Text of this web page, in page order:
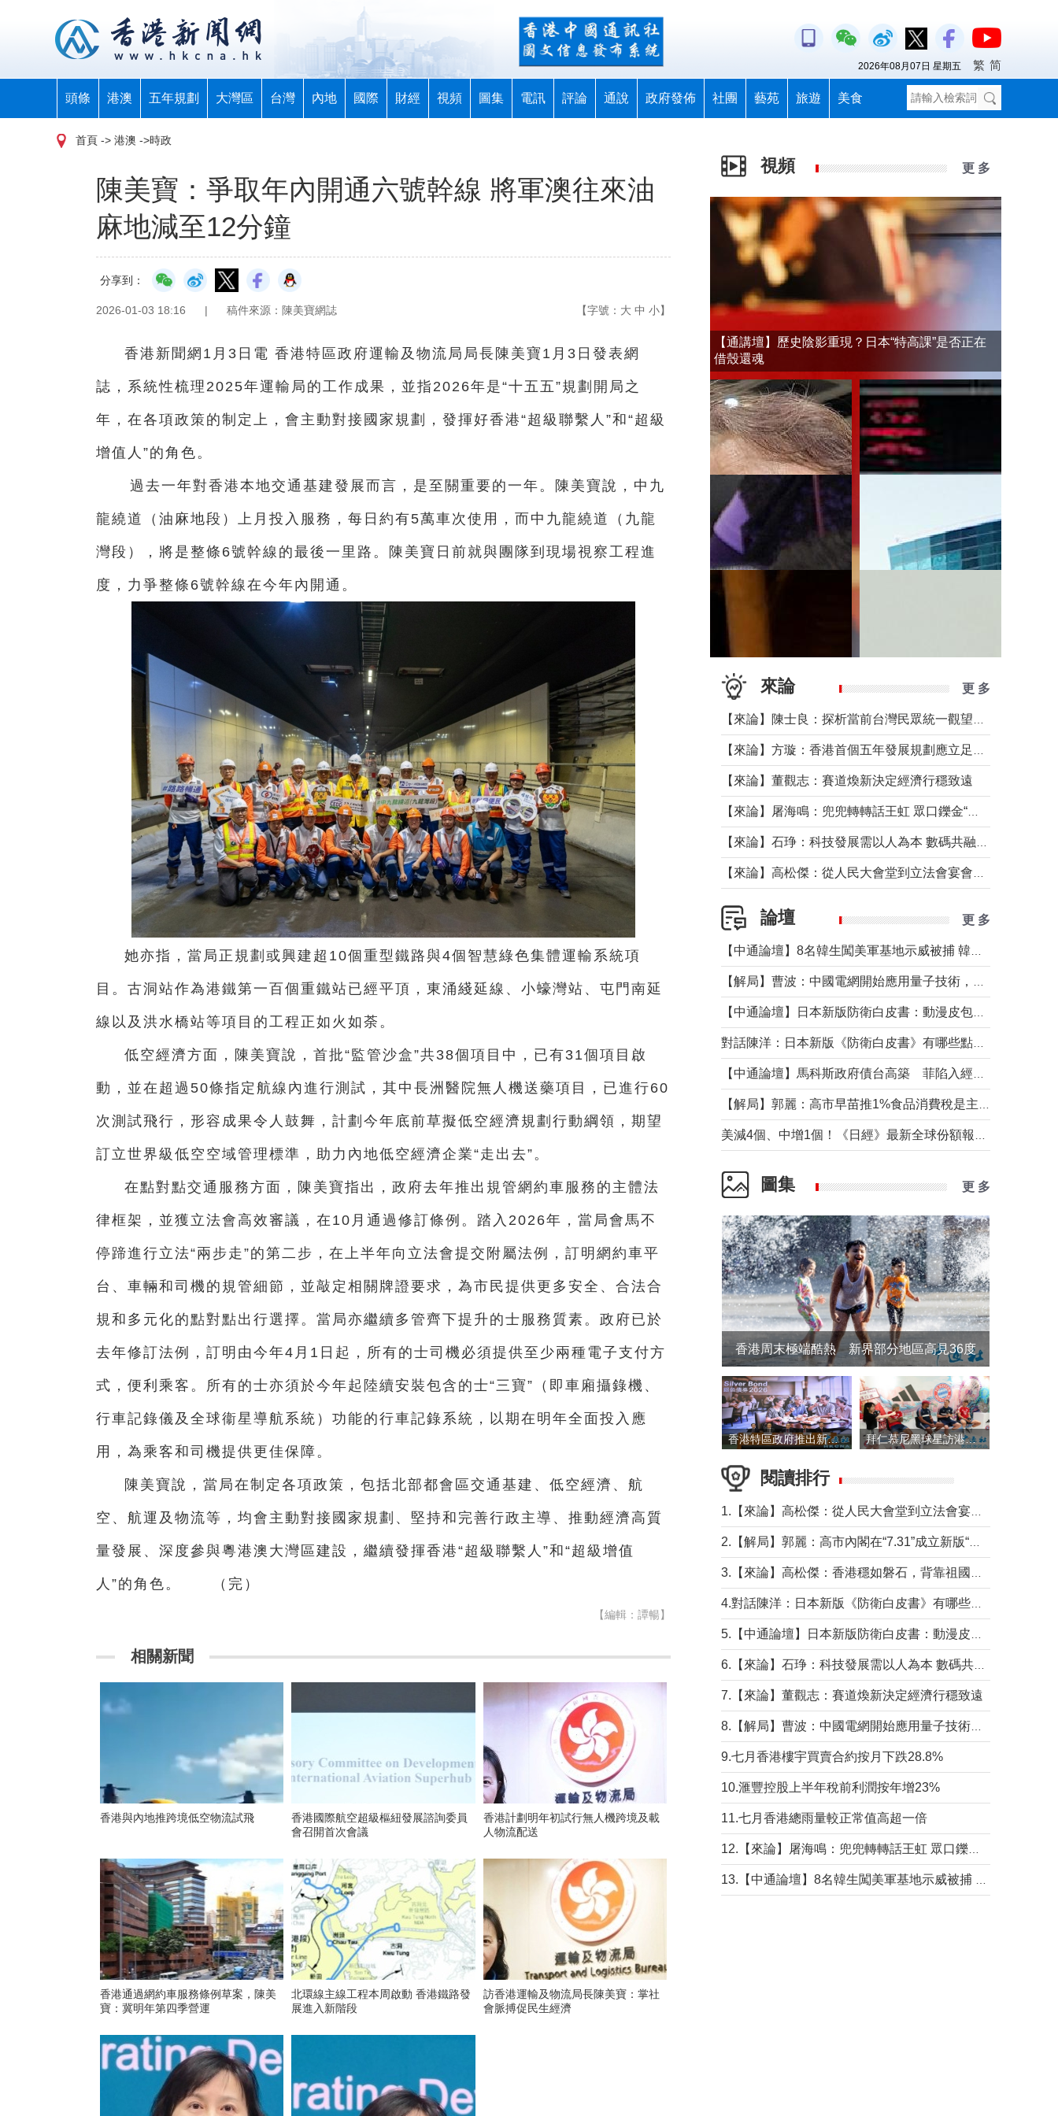
頭條 港澳 五年規劃 大灣區 台灣 內地 國際 財經 視頻 圖集 電訊 評論 通說 政府發佈 社團 藝苑 旅遊 美食
2026年08月07日 星期五 繁 简
首頁 -> 港澳 ->時政
陳美寶：爭取年內開通六號幹線 將軍澳往來油
麻地減至12分鐘
分享到：
2026-01-03 18:16 | 稿件來源：陳美寶網誌 【字號： 大 中 小】
香港新聞網1月3日電 香港特區政府運輸及物流局局長陳美寶1月3日發表網
誌，系統性梳理2025年運輸局的工作成果，並指2026年是“十五五”規劃開局之
年，在各項政策的制定上，會主動對接國家規劃，發揮好香港“超級聯繫人”和“超級
增值人”的角色。
過去一年對香港本地交通基建發展而言，是至關重要的一年。陳美寶說，中九
龍繞道（油麻地段）上月投入服務，每日約有5萬車次使用，而中九龍繞道（九龍
灣段），將是整條6號幹線的最後一里路。陳美寶日前就與團隊到現場視察工程進
度，力爭整條6號幹線在今年內開通。
她亦指，當局正規劃或興建超10個重型鐵路與4個智慧綠色集體運輸系統項
目。古洞站作為港鐵第一百個重鐵站已經平頂，東涌綫延線、小蠔灣站、屯門南延
線以及洪水橋站等項目的工程正如火如荼。
低空經濟方面，陳美寶說，首批“監管沙盒”共38個項目中，已有31個項目啟
動，並在超過50條指定航線內進行測試，其中長洲醫院無人機送藥項目，已進行60
次測試飛行，形容成果令人鼓舞，計劃今年底前草擬低空經濟規劃行動綱領，期望
訂立世界級低空空域管理標準，助力內地低空經濟企業“走出去”。
在點對點交通服務方面，陳美寶指出，政府去年推出規管網約車服務的主體法
律框架，並獲立法會高效審議，在10月通過修訂條例。踏入2026年，當局會馬不
停蹄進行立法“兩步走”的第二步，在上半年向立法會提交附屬法例，訂明網約車平
台、車輛和司機的規管細節，並敲定相關牌證要求，為市民提供更多安全、合法合
規和多元化的點對點出行選擇。當局亦繼續多管齊下提升的士服務質素。政府已於
去年修訂法例，訂明由今年4月1日起，所有的士司機必須提供至少兩種電子支付方
式，便利乘客。所有的士亦須於今年起陸續安裝包含的士“三寶”（即車廂攝錄機、
行車記錄儀及全球衞星導航系統）功能的行車記錄系統，以期在明年全面投入應
用，為乘客和司機提供更佳保障。
陳美寶說，當局在制定各項政策，包括北部都會區交通基建、低空經濟、航
空、航運及物流等，均會主動對接國家規劃、堅持和完善行政主導、推動經濟高質
量發展、深度參與粵港澳大灣區建設，繼續發揮香港“超級聯繫人”和“超級增值
人”的角色。 （完）
【編輯：譚暢】
相關新聞
香港與內地推跨境低空物流試飛
香港國際航空超級樞紐發展諮詢委員
會召開首次會議
香港計劃明年初試行無人機跨境及載
人物流配送
香港通過網約車服務條例草案，陳美
寶：冀明年第四季營運
北環線主線工程本周啟動 香港鐵路發
展進入新階段
訪香港運輸及物流局長陳美寶：掌社
會脈搏促民生經濟
視頻 更 多
【通講壇】歷史陰影重現？日本“特高課”是否正在
借殼還魂
來論 更 多
【來論】董觀志：賽道煥新決定經濟行穩致遠
論壇 更 多
圖集 更 多
香港周末極端酷熱 新界部分地區高見36度
香港特區政府推出新一批銀色債券 每手1萬元保底息4.25厘 拜仁慕尼黑球星訪港 與球迷近距離互動
閱讀排行
7.【來論】董觀志：賽道煥新決定經濟行穩致遠
9.七月香港樓宇買賣合約按月下跌28.8%
10.滙豐控股上半年稅前利潤按年增23%
11.七月香港總雨量較正常值高超一倍